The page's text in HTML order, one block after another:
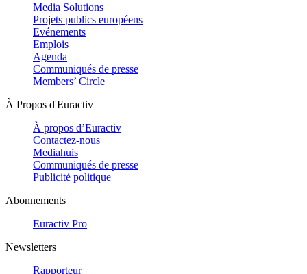
Media Solutions
Projets publics européens
Evénements
Emplois
Agenda
Communiqués de presse
Members’ Circle
À Propos d'Euractiv
À propos d’Euractiv
Contactez-nous
Mediahuis
Communiqués de presse
Publicité politique
Abonnements
Euractiv Pro
Newsletters
Rapporteur